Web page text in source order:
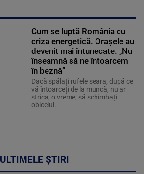
Cum se luptă România cu
criza energetică. Orașele au
devenit mai întunecate. „Nu
înseamnă să ne întoarcem
în beznă”
Dacă spălați rufele seara, după ce
vă întoarceți de la muncă, nu ar
strica, o vreme, să schimbați
obiceiul.
ULTIMELE ȘTIRI